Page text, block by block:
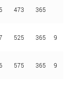
473 365
525 365 9
575 365 9